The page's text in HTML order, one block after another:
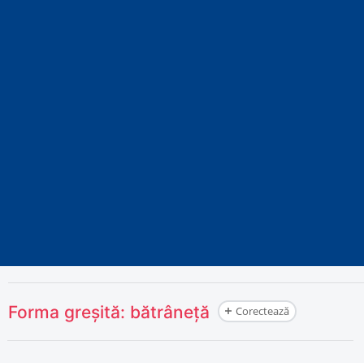
Forma greșită: bătrâneță Corectează